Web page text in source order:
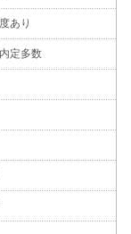
あり
定多数